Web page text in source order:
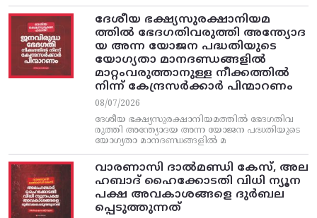
ദേശീയ ഭക്ഷ്യസുരക്ഷാനിയമ
ത്തിൽ ഭേദഗതിവരുത്തി അന്ത്യോദ
യ അന്ന യോജന പദ്ധതിയുടെ
യോഗ്യതാ മാനദണ്ഡങ്ങളിൽ
മാറ്റംവരുത്താനുള്ള നീക്കത്തിൽ
നിന്ന്‌ കേന്ദ്രസർക്കാർ പിന്മാറണം
08/07/2026
ദേശീയ ഭക്ഷ്യസുരക്ഷാനിയമത്തിൽ ഭേദഗതിവ
രുത്തി അന്ത്യോദയ അന്ന യോജന പദ്ധതിയുടെ
യോഗ്യതാ മാനദണ്ഡങ്ങളിൽ മ
വാരണാസി ദാൽമണ്ഡി കേസ്, അല
ഹബാദ് ഹൈക്കോടതി വിധി ന്യൂന
പക്ഷ അവകാശങ്ങളെ ദുർബല
പ്പെടുത്തുന്നത്